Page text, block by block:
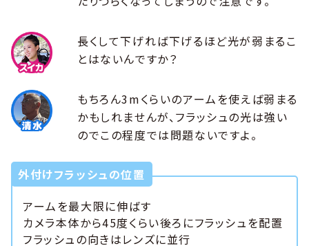
長くして下げれば下げるほど光が弱まるこ
とはないんですか？
もちろん3mくらいのアームを使えば弱まる
かもしれませんが、フラッシュの光は強い
のでこの程度では問題ないですよ。
外付けフラッシュの位置
アームを最大限に伸ばす
カメラ本体から45度くらい後ろにフラッシュを配置
フラッシュの向きはレンズに並行